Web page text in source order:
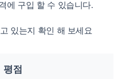
에 구입 할 수 있습니다.
있는지 확인 해 보세요
평점